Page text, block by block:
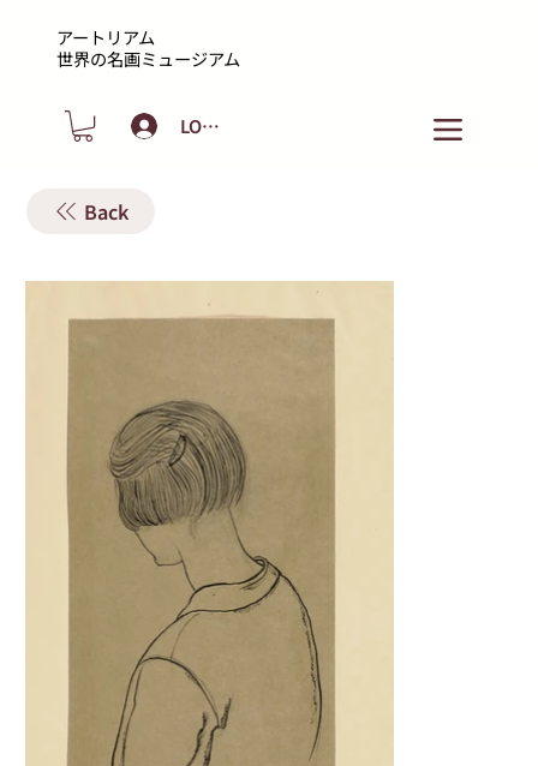
アートリアム
​世界の名画ミュージアム
LOGIN
Back